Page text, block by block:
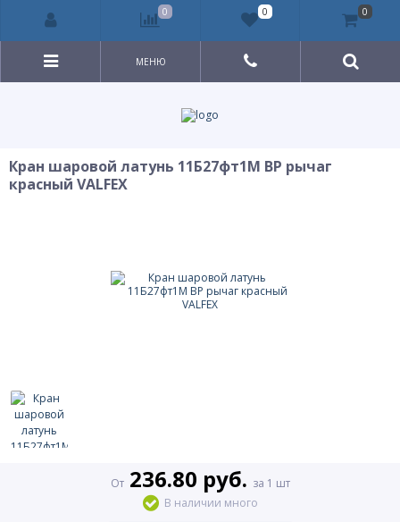
МЕНЮ
Кран шаровой латунь 11Б27фт1М ВР рычаг
красный VALFEX
От236.80 руб. за 1 шт
В наличии много
0 0 0